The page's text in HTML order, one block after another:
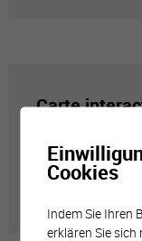
Carte
de Sierre.
Cookies
Indem Sie Ihren
erklären Sie